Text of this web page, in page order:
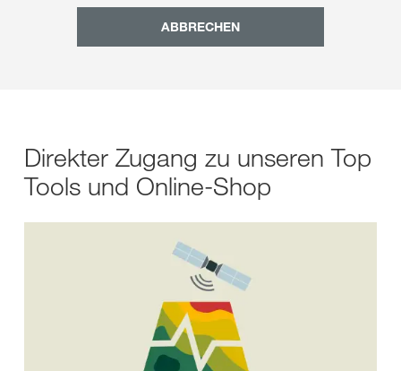
ABBRECHEN
Direkter Zugang zu unseren Top
Tools und Online-Shop